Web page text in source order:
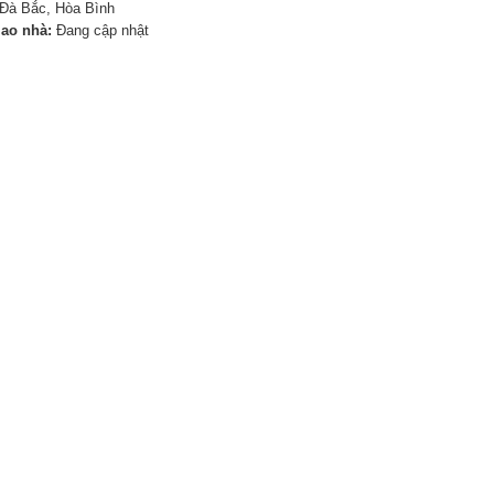
Bắc, Hòa Bình
nhà: Đang cập nhật